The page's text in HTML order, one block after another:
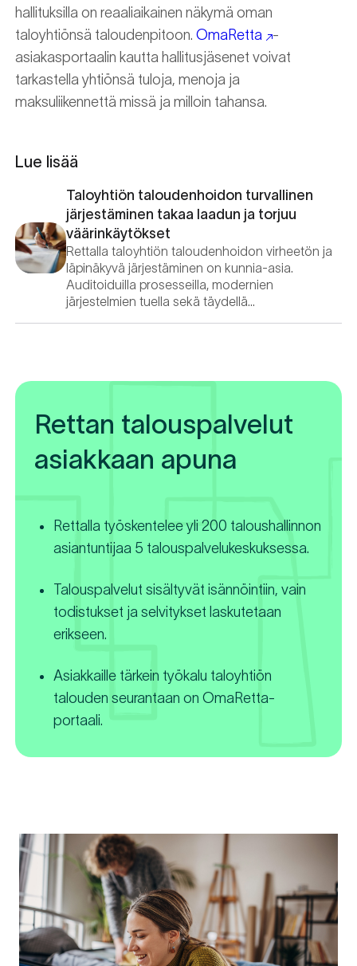
hallituksilla on reaaliaikainen näkymä oman
taloyhtiönsä taloudenpitoon. OmaRetta
-
asiakasportaalin kautta hallitusjäsenet voivat
tarkastella yhtiönsä tuloja, menoja ja
maksuliikennettä missä ja milloin tahansa.
Lue lisää
Taloyhtiön taloudenhoidon turvallinen
järjestäminen takaa laadun ja torjuu
väärinkäytökset
Rettalla taloyhtiön taloudenhoidon virheetön ja
läpinäkyvä järjestäminen on kunnia-asia.
Auditoiduilla prosesseilla, modernien
järjestelmien tuella sekä täydellä…
Rettan talouspalvelut
asiakkaan apuna
Rettalla työskentelee yli 200 taloushallinnon
asiantuntijaa 5 talouspalvelukeskuksessa.
Talouspalvelut sisältyvät isännöintiin, vain
todistukset ja selvitykset laskutetaan
erikseen.
Asiakkaille tärkein työkalu taloyhtiön
talouden seurantaan on OmaRetta-
portaali.